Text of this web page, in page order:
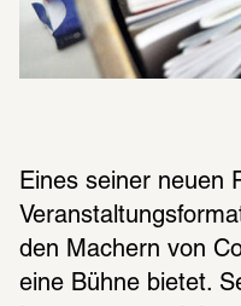
Eines seiner neuen
den Machern von
eine Bühne bietet.